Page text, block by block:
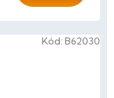
Kód: B62030